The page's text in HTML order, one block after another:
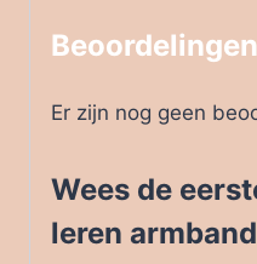
Beoordelingen
Er zijn nog geen
Wees de
leren